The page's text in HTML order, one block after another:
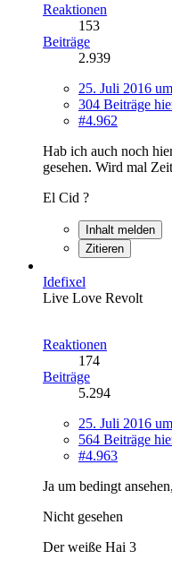
Reaktionen
153
Beiträge
2.939
25. Juli 2016
304 Beiträge
#4.962
Hab ich auch noch
gesehen. Wird mal
El Cid ?
Inhalt melden
Zitieren
Idefixel
Live Love Revolt
Reaktionen
174
Beiträge
5.294
25. Juli 2016
564 Beiträge
#4.963
Ja um bedingt
Nicht gesehen
Der weiße Hai 3